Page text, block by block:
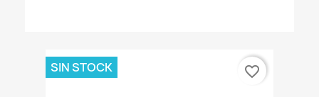
SIN STOCK favorite_border